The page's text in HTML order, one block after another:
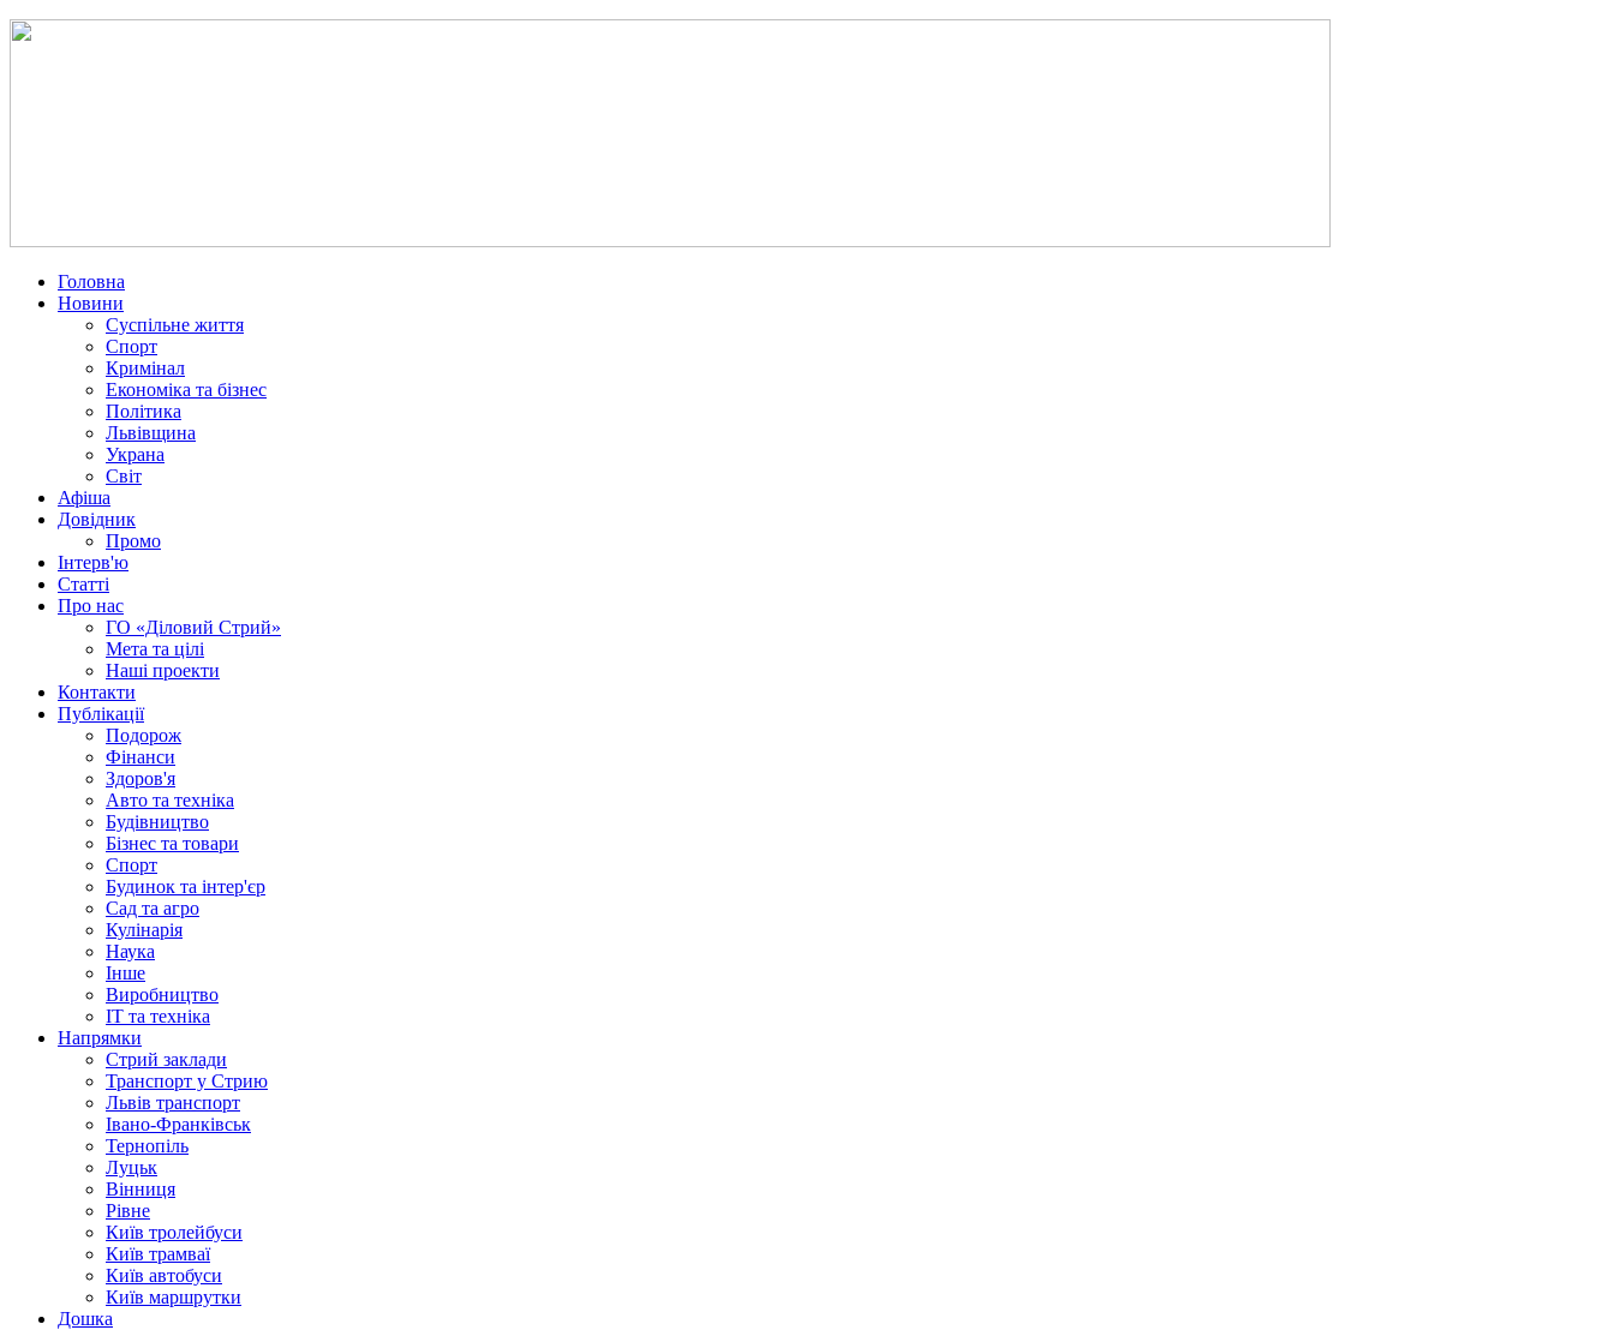
Головна
Новини
Суспільне життя
Спорт
Кримінал
Економіка та бізнес
Політика
Львівщина
Украна
Світ
Афіша
Довідник
Промо
Інтерв'ю
Статті
Про нас
ГО «Діловий Стрий»
Мета та цілі
Наші проекти
Контакти
Публікації
Подорож
Фінанси
Здоров'я
Авто та техніка
Будівництво
Бізнес та товари
Спорт
Будинок та інтер'єр
Сад та агро
Кулінарія
Наука
Інше
Виробництво
IT та техніка
Напрямки
Стрий заклади
Транспорт у Стрию
Львів транспорт
Івано-Франківськ
Тернопіль
Луцьк
Вінниця
Рівне
Київ тролейбуси
Київ трамваї
Київ автобуси
Київ маршрутки
Дошка